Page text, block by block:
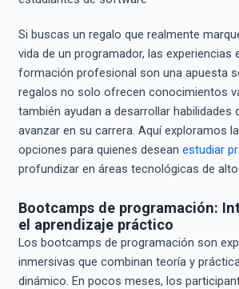
Si buscas un regalo que realmente
vida de un programador, las experiencias
formación profesional son una apuesta
regalos no solo ofrecen conocimientos
también ayudan a desarrollar habilidades
avanzar en su carrera. Aquí exploramos
opciones para quienes desean estudiar
profundizar en áreas tecnológicas de
Bootcamps de programación:
el aprendizaje práctico
Los bootcamps de programación son
inmersivas que combinan teoría y
dinámico. En pocos meses, los